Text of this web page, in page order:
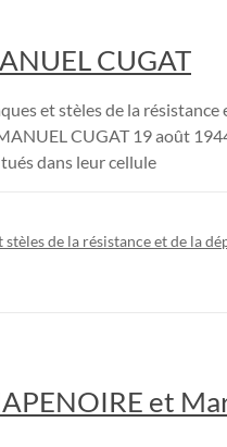
CUGAT
et stèles de la
CUGAT 19 août
dans leur cellule
de la résistance et de la
et